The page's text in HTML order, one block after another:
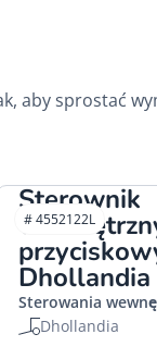
aby sprostać
Sterownik
Dhollandia
Sterowania
Dhollandia
# 4552122L